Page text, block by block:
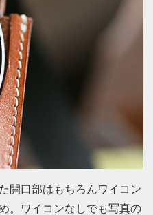
開口部はもちろんワイコン
。ワイコンなしでも写真の